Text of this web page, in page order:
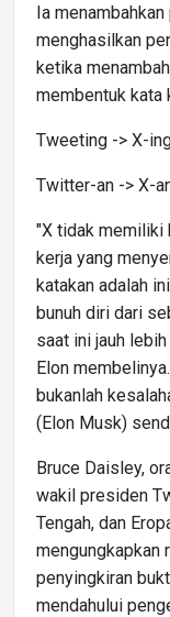
Ia
menghasilkan
ketika
membentuk kata
Tweeting -> X-
Twitter-an -> X-
"X tidak memiliki
kerja yang
katakan adalah
bunuh diri dari
saat ini jauh
Elon
bukanlah
(Elon Musk)
Bruce Daisley,
wakil presiden
Tengah, dan
mengungkapkan
penyingkiran
mendahului